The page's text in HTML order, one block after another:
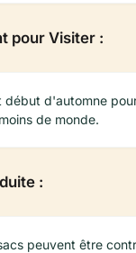
pour Visiter :
début d'automne
de monde.
:
peuvent être